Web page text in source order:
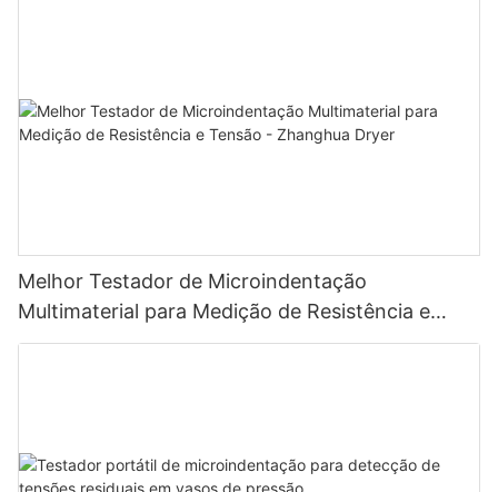
Melhor Testador de Microindentação
Multimaterial para Medição de Resistência e
Tensão - Zhanghua Dryer